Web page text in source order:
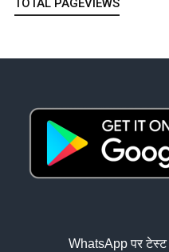
TOTAL PAGEVIEWS
WhatsApp पर टेस्ट